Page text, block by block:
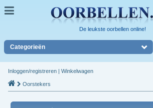
De leukste oorbellen online!
Categorieën
Inloggen/registreren | Winkelwagen
Oorstekers